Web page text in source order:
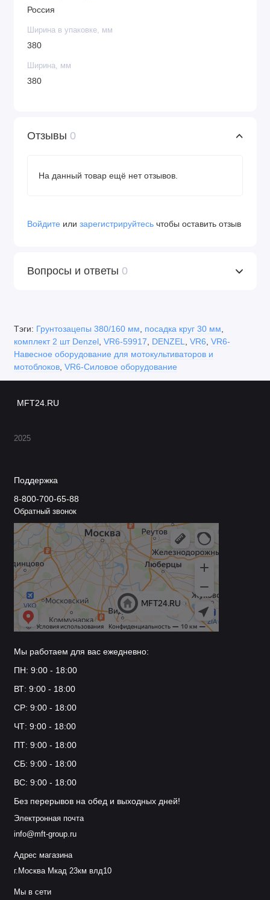
Россия
Ширина в упаковке, мм
380
Ширина, мм
380
Отзывы 0
На данный товар ещё нет отзывов.
Войдите или зарегистрируйтесь чтобы оставить отзыв
Вопросы и ответы 0
Тэги: Грунтозацепы 380/160 мм, посадка круг 30 мм,
комплект 2 шт Denzel, VR6-59917, DENZEL, VR6, VR6-
Навесное оборудование для мотокультиваторов и
мотоблоков, VR6-Силовое оборудование
MFT24.RU
2025
Поддержка
8-800-700-65-88
Обратный звонок
Мы работаем для вас ежедневно:
ПН: 9:00 - 18:00
ВТ: 9:00 - 18:00
СР: 9:00 - 18:00
ЧТ: 9:00 - 18:00
ПТ: 9:00 - 18:00
СБ: 9:00 - 18:00
ВС: 9:00 - 18:00
Без перерывов на обед и выходных дней!
Электронная почта
info@mft-group.ru
Адрес магазина
г.Москва Мкад 23км влд10
Мы в сети